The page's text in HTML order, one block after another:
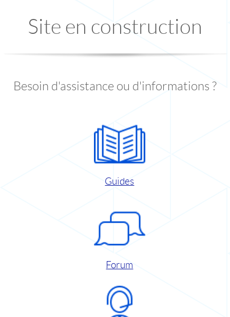
Site en construction
Besoin d'assistance ou d'informations ?
Guides
Forum